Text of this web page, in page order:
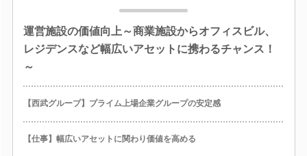
運営施設の価値向上～商業施設からオフィスビル、
レジデンスなど幅広いアセットに携わるチャンス！
～
【西武グループ】プライム上場企業グループの安定感
【仕事】幅広いアセットに関わり価値を高める